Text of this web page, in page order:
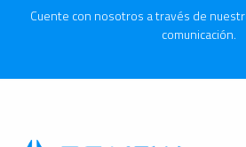
Cuente con nosotros a través de
comunicación.